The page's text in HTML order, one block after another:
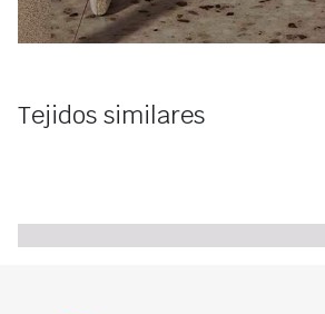
Tejidos similares